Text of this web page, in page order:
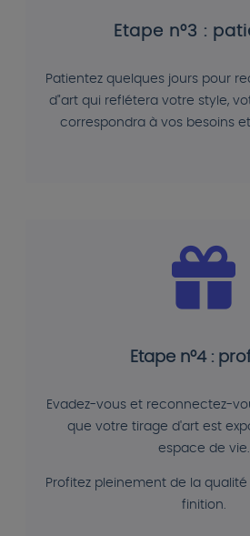
Etape n°3 :
Patientez quelques jours pour
d"art qui reflétera votre style,
correspondra à vos besoins
Etape n°4 :
Evadez-vous et reconnectez-
que votre tirage d'art est
espace de vie.
Profitez pleinement de la
finition.